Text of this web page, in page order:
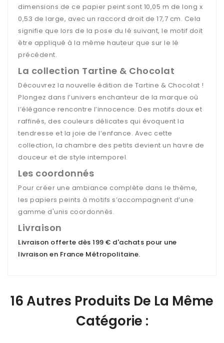
dimensions de ce papier peint sont 10,05 m de long x
0,53 de large, avec un raccord droit de 17,7 cm. Cela
signifie que lors de la pose du lé suivant, le motif doit
être appliqué à la même hauteur que sur le lé
précédent.
La collection Tartine & Chocolat
Découvrez la nouvelle édition de Tartine & Chocolat !
Plongez dans l’univers enchanteur de la marque où
l’élégance rencontre l’innocence. Des motifs doux et
raffinés, des couleurs délicates qui évoquent la
tendresse et la joie de l’enfance. Avec cette
collection, la chambre des petits devient un havre de
douceur et de style intemporel.
Les coordonnés
Pour créer une ambiance complète dans le thème,
les papiers peints à motifs s’accompagnent d’une
gamme d'unis coordonnés.
Livraison
Livraison offerte dès 199 € d'achats pour une
livraison en France Métropolitaine.
16 Autres Produits De La Même
Catégorie :